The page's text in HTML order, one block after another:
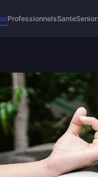
ProfessionnelsSante